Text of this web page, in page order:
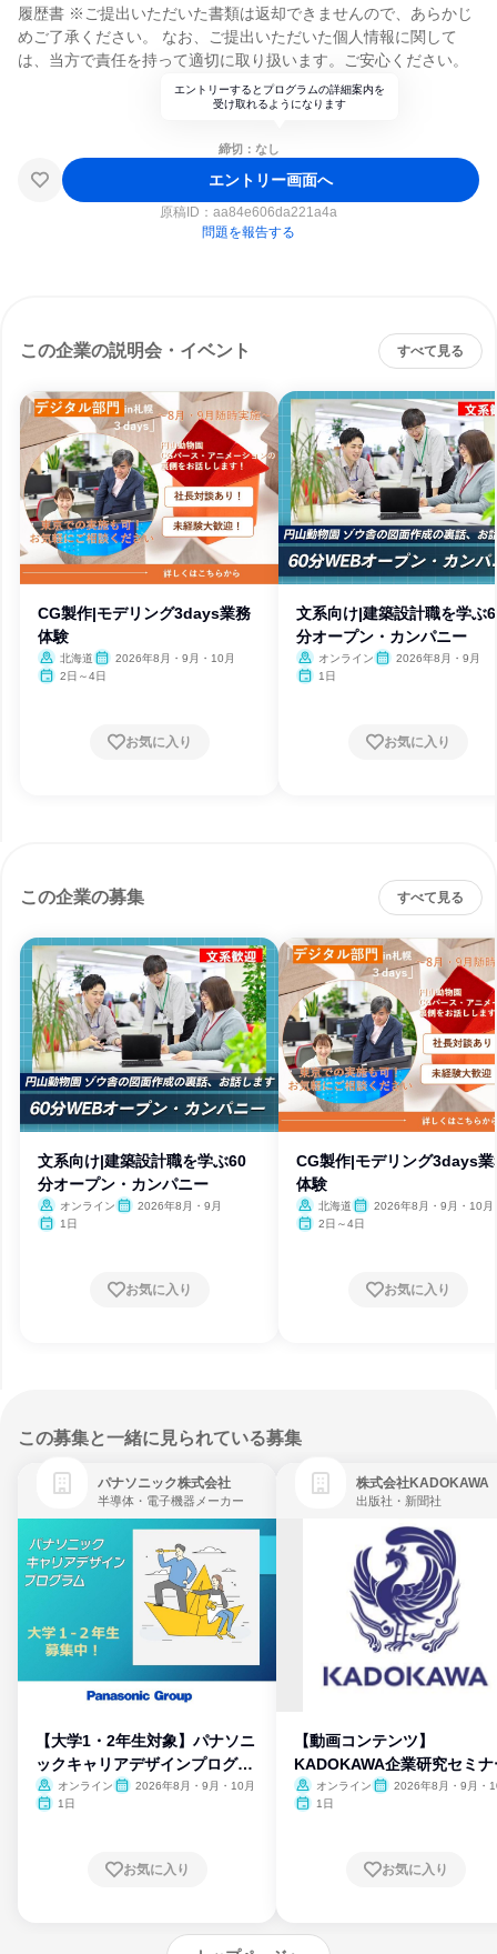
履歴書 ※ご提出いただいた書類は返却できませんので、あらかじ
めご了承ください。 なお、ご提出いただいた個人情報に関して
は、当方で責任を持って適切に取り扱います。ご安心ください。
エントリーするとプログラムの詳細案内を
受け取れるようになります
締切：なし
エントリー画面へ
原稿ID： aa84e606da221a4a
問題を報告する
この企業の説明会・イベント すべて見る
CG製作|モデリング3days業務
体験
北海道
2026年8月・9月・10月
2日～4日
お気に入り
文系向け|建築設計職を学ぶ
分オープン・カンパニー
オンライン
2026年8月・9月
1日
お気に入り
この企業の募集 すべて見る
文系向け|建築設計職を学ぶ60
分オープン・カンパニー
オンライン
2026年8月・9月
1日
お気に入り
CG製作|モデリング3days業
体験
北海道
2026年8月・9月・10月
2日～4日
お気に入り
この募集と一緒に見られている募集
パナソニック株式会社
半導体・電子機器メーカー
【大学1・2年生対象】パナソニ
ックキャリアデザインプログラ
ム
オンライン
2026年8月・9月・10月
1日
お気に入り
株式会社KADOKAWA
出版社・新聞社
【動画コンテンツ】
KADOKAWA企業研究セミナ
オンライン
2026年8月・9月・
1日
お気に入り